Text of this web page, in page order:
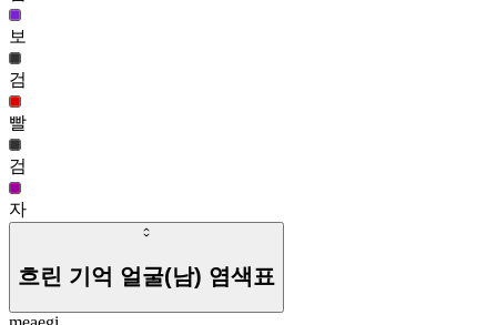
보
검
빨
검
자
흐린 기억 얼굴(남) 염색표